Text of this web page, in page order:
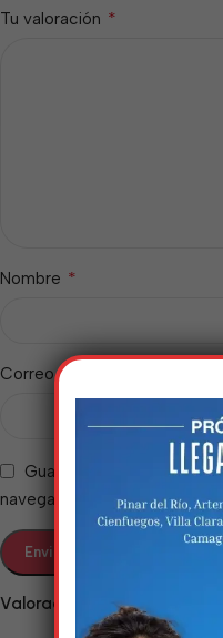
Valoraciones
Tu valoración *
Nombre *
Correo electrónico
Guarda mi nombre,
navegador para la próxima
Em breve,